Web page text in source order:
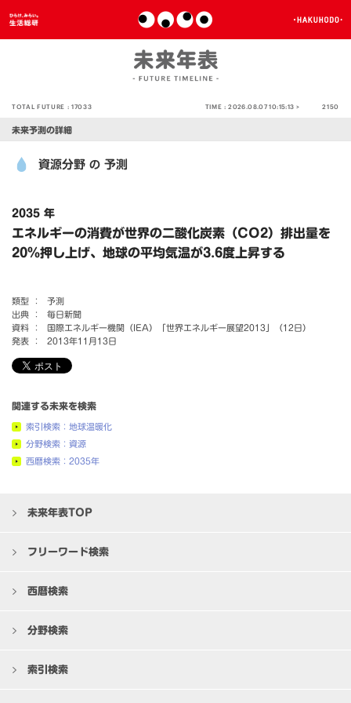
TOTAL FUTURE :17033 TIME :2026.08.07 10:15:13 > 2150
未来予測の詳細
資源分野 の 予測
2035 年
エネルギーの消費が世界の二酸化炭素（CO2）排出量を
20％押し上げ、地球の平均気温が3.6度上昇する
類型 ：
予測
出典 ：
毎日新聞
資料 ：
国際エネルギー機関（IEA）「世界エネルギー展望2013」（12日）
発表 ：
2013年11月13日
関連する未来を検索
索引検索：地球温暖化
分野検索：資源
西暦検索：2035年
未来年表TOP
フリーワード検索
西暦検索
分野検索
索引検索